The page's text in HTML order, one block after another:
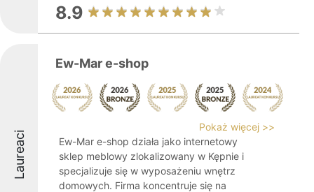
8.9
Laureaci
Ew-Mar e-shop
Pokaż więcej >>
Ew-Mar e-shop działa jako internetowy
sklep meblowy zlokalizowany w Kępnie i
specjalizuje się w wyposażeniu wnętrz
domowych. Firma koncentruje się na